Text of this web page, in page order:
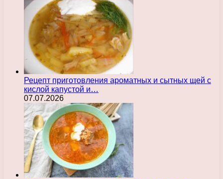
Рецепт приготовления ароматных и сытных щей с
кислой капустой и…
07.07.2026